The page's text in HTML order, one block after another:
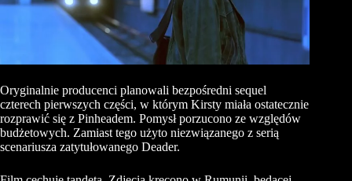
Oryginalnie producenci planowali bezpośredni sequel
czterech pierwszych części, w którym Kirsty miała ostatecznie
rozprawić się z Pinheadem. Pomysł porzucono ze względów
budżetowych. Zamiast tego użyto niezwiązanego z serią
scenariusza zatytułowanego Deader.